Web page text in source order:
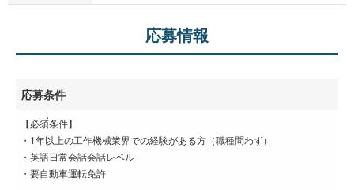
応募情報
応募条件
【必須่条件】
・1年以上の工作機械業界での経験がある方（職種問わず）
・英語日常会話会話レベル
・要自動車運転免許